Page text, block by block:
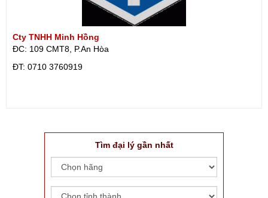
Cty TNHH Minh Hồng
ĐC: 109 CMT8, P.An Hòa
ÐT: 0710 3760919
Tìm đại lý gần nhất